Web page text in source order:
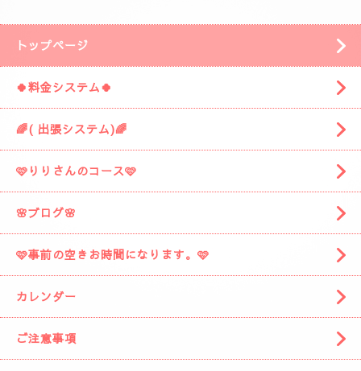
安倍川駅の方に進みますと
左側に広い駐車場がありますそこの１９番に
お車を停めてください。
着きましたら お電話お願いしますね。
スタッフがお出迎えに伺います。
トップページ
🍀料金システム🍀
🌈( 出張システム)🌈